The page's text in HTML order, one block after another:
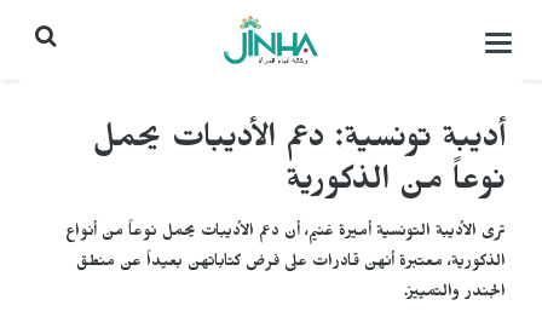
التحكم
أديبة تونسية: دعم الأديبات يحمل
نوعاً من الذكورية
ترى الأديبة التونسية أميرة غنيم، أن دعم الأديبات يحمل نوعاً من أنواع
الذكورية، معتبرة أنهن قادرات على فرض كتاباتهن بعيداً عن منطق
الجندر والتمييز.